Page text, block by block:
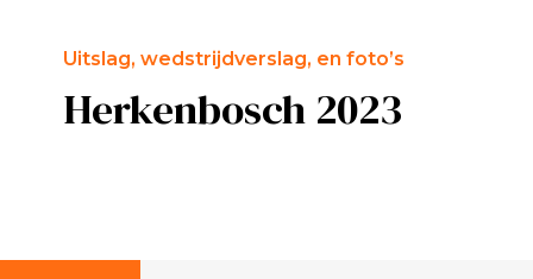
Uitslag, wedstrijdverslag, en foto’s
Herkenbosch 2023